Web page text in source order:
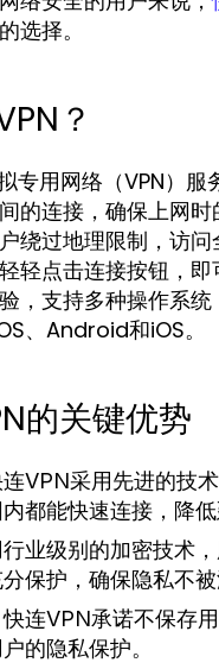
选择。
？
专用网络（VPN）服
的连接，确保上网时
绕过地理限制，访问
轻点击连接按钮，即
，支持多种操作系统
、Android和iOS。
的关键优势
VPN采用先进的技
都能快速连接，降低
业级别的加密技术
保护，确保隐私不被
快连VPN承诺不保存
的隐私保护。